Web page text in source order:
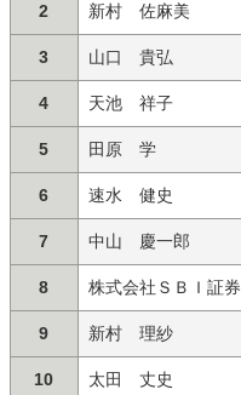
2 新村 佐麻美
3 山口 貴弘
4 天池 祥子
5 田原 学
6 速水 健史
7 中山 慶一郎
8 株式会社ＳＢＩ証券
9 新村 理紗
10 太田 丈史